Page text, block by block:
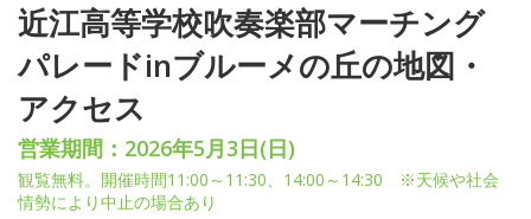
近江高等学校吹奏楽部マーチング
パレードinブルーメの丘の地図・
アクセス
営業期間：2026年5月3日(日)
観覧無料。開催時間11:00～11:30、14:00～14:30 ※天候や社会
情勢により中止の場合あり